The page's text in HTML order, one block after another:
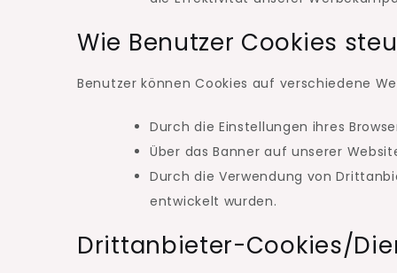
Wie Benutzer Cookies
Benutzer können Cookies auf verschiedene
Durch die Einstellungen ihres
Über das Banner auf unserer
Durch die Verwendung von
entwickelt wurden.
Drittanbieter-Cookies/